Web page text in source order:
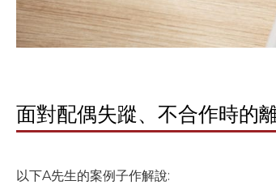
面對配偶失蹤、不合作時的
以下A先生的案例子作解說: